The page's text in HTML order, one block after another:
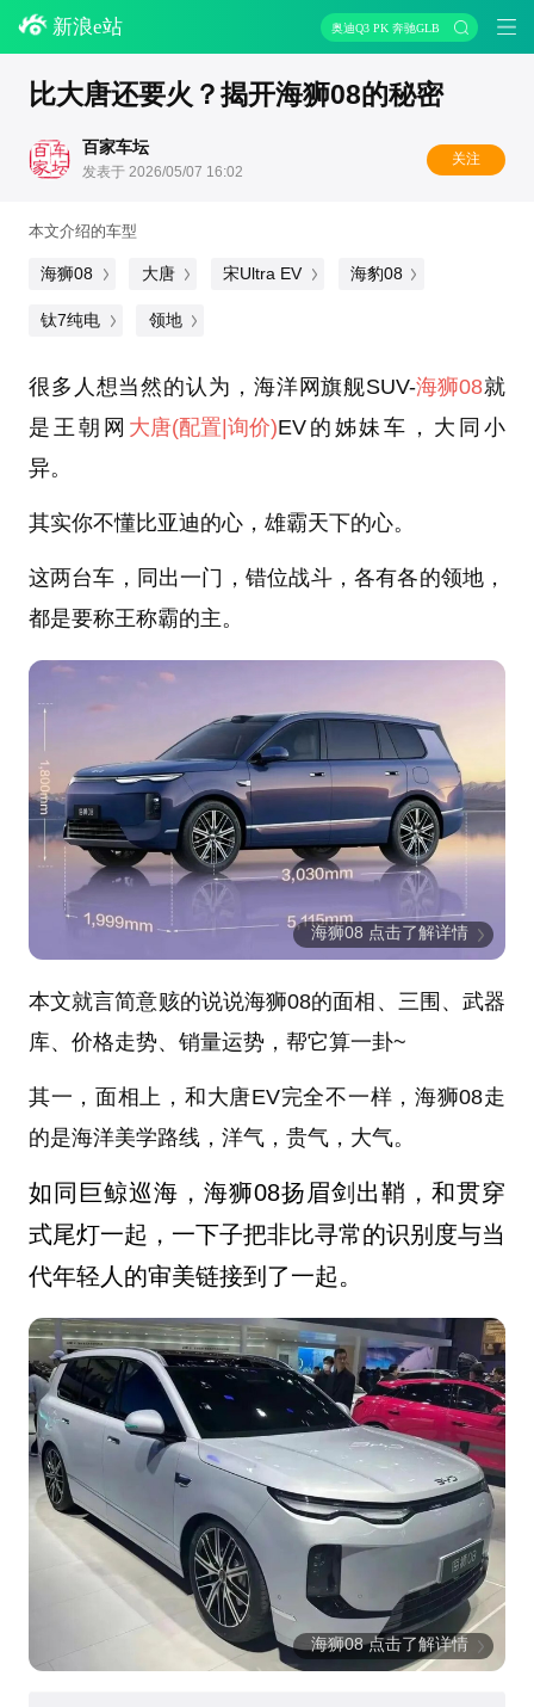
新浪e站 奥迪Q3 PK 奔驰GLB
比大唐还要火？揭开海狮08的秘密
百家车坛
发表于 2026/05/07 16:02
关注
本文介绍的车型
海狮08 大唐 宋Ultra EV 海豹08
钛7纯电 领地
很多人想当然的认为，海洋网旗舰SUV-海狮08就
是王朝网 大唐(配置 |询价)EV的姊妹车，大同小
异。
其实你不懂比亚迪的心，雄霸天下的心。
这两台车，同出一门，错位战斗，各有各的领地，
都是要称王称霸的主。
海狮08 点击了解详情
本文就言简意赅的说说海狮08的面相、三围、武器
库、价格走势、销量运势，帮它算一卦~
其一，面相上，和大唐EV完全不一样，海狮08走
的是海洋美学路线，洋气，贵气，大气。
如同巨鲸巡海， 海狮08扬眉剑出鞘 ，和贯穿
式尾灯一起，一下子把非比寻常的识别度与当
代年轻人的审美链接到了一起。
海狮08 点击了解详情